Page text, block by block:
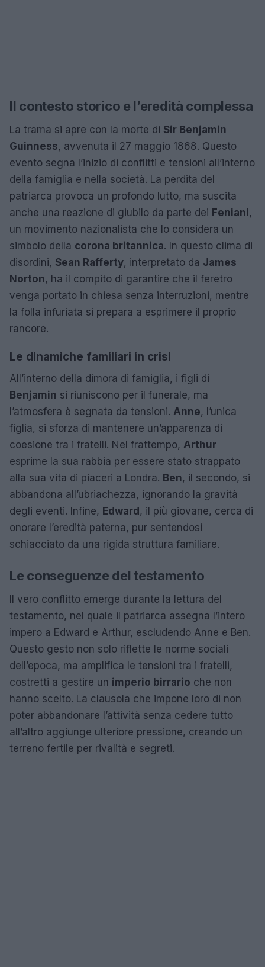
Il contesto storico e l’eredità complessa
La trama si apre con la morte di Sir Benjamin
Guinness, avvenuta il 27 maggio 1868. Questo
evento segna l’inizio di conflitti e tensioni all’interno
della famiglia e nella società. La perdita del
patriarca provoca un profondo lutto, ma suscita
anche una reazione di giubilo da parte dei Feniani,
un movimento nazionalista che lo considera un
simbolo della corona britannica. In questo clima di
disordini, Sean Rafferty, interpretato da James
Norton, ha il compito di garantire che il feretro
venga portato in chiesa senza interruzioni, mentre
la folla infuriata si prepara a esprimere il proprio
rancore.
Le dinamiche familiari in crisi
All’interno della dimora di famiglia, i figli di
Benjamin si riuniscono per il funerale, ma
l’atmosfera è segnata da tensioni. Anne, l’unica
figlia, si sforza di mantenere un’apparenza di
coesione tra i fratelli. Nel frattempo, Arthur
esprime la sua rabbia per essere stato strappato
alla sua vita di piaceri a Londra. Ben, il secondo, si
abbandona all’ubriachezza, ignorando la gravità
degli eventi. Infine, Edward, il più giovane, cerca di
onorare l’eredità paterna, pur sentendosi
schiacciato da una rigida struttura familiare.
Le conseguenze del testamento
Il vero conflitto emerge durante la lettura del
testamento, nel quale il patriarca assegna l’intero
impero a Edward e Arthur, escludendo Anne e Ben.
Questo gesto non solo riflette le norme sociali
dell’epoca, ma amplifica le tensioni tra i fratelli,
costretti a gestire un imperio birrario che non
hanno scelto. La clausola che impone loro di non
poter abbandonare l’attività senza cedere tutto
all’altro aggiunge ulteriore pressione, creando un
terreno fertile per rivalità e segreti.